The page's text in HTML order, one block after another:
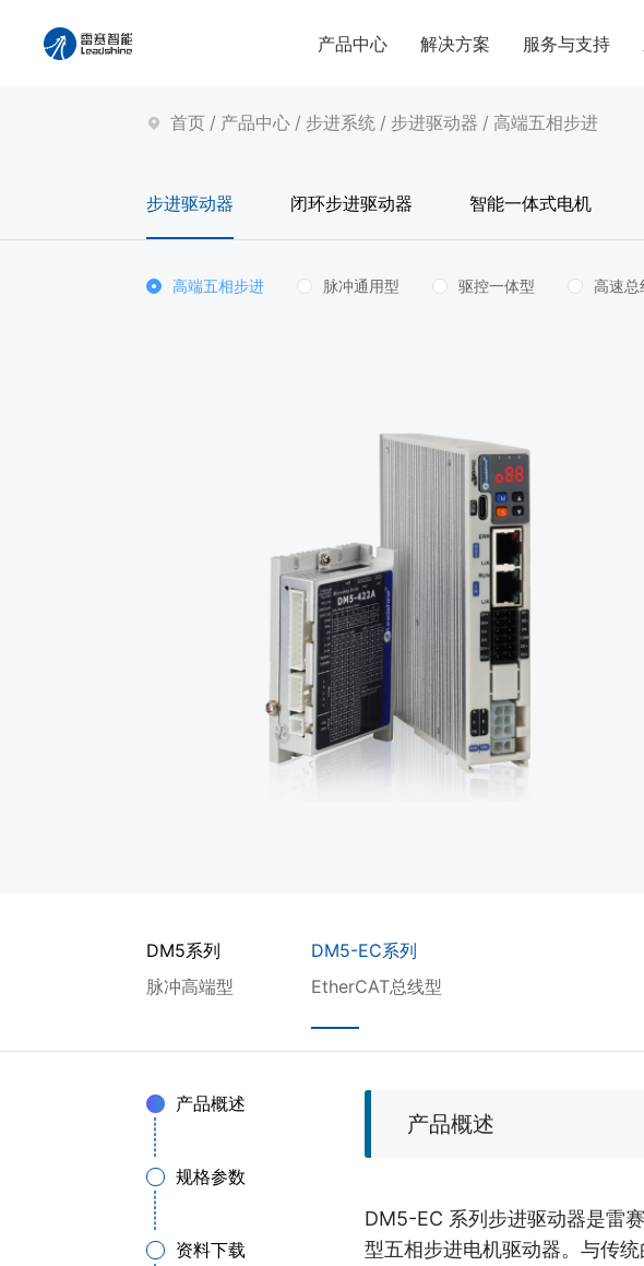
产品中心 解决方案 服务与支持
首页 / 产品中心 / 步进系统 / 步进驱动器 / 高端五相步进
步进驱动器 闭环步进驱动器 智能一体式电机
高端五相步进 脉冲通用型 驱控一体型 高速总
DM5系列
脉冲高端型
DM5-EC系列
EtherCAT总线型
产品概述
规格参数
资料下载
产品概述
DM5-EC 系列步进驱动器是雷
型五相步进电机驱动器。与传